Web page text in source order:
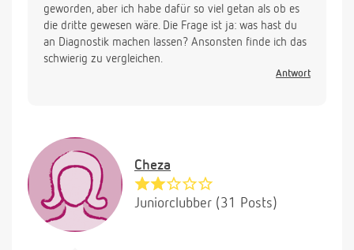
geworden, aber ich habe dafür so viel getan als ob es
die dritte gewesen wäre. Die Frage ist ja: was hast du
an Diagnostik machen lassen? Ansonsten finde ich das
schwierig zu vergleichen.
Antwort
Cheza
Juniorclubber (31 Posts)